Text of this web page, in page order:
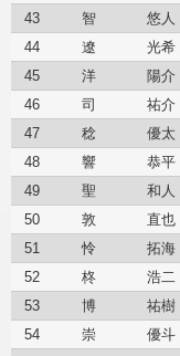
43
智 悠人
44
遼 光希
45
洋 陽介
46
司 祐介
47
稔 優太
48
響 恭平
49
聖 和人
50
敦 直也
51
怜 拓海
52
柊 浩二
53
博 祐樹
54
崇 優斗